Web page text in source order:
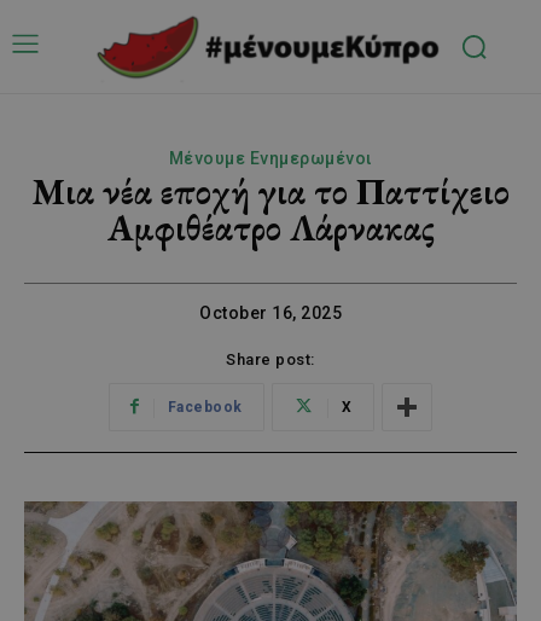
Μένουμε Ενημερωμένοι
Μια νέα εποχή για το Παττίχειο
Αμφιθέατρο Λάρνακας
October 16, 2025
Share post:
Facebook X